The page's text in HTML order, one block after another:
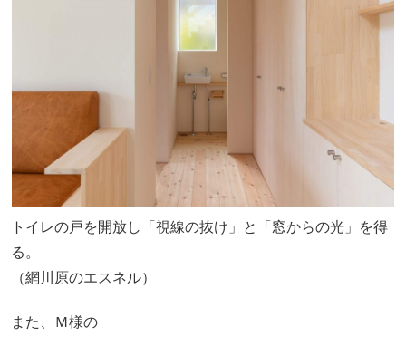
トイレの戸を開放し「視線の抜け」と「窓からの光」を得
る。
（網川原のエスネル）
また、Ｍ様の